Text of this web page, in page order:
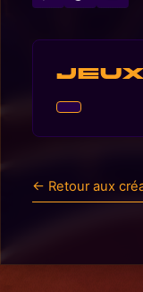
← Retour aux